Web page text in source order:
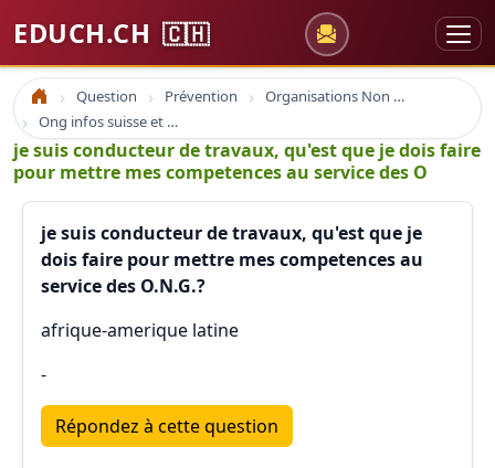
EDUCH.CH 🇨🇭
Accueil Question Prévention
Organisations Non Gouvernementales
Ong infos suisse et à l'étranger
je suis conducteur de travaux, qu'est que je dois faire
pour mettre mes competences au service des O
je suis conducteur de travaux, qu'est que je
dois faire pour mettre mes competences au
service des O.N.G.?
afrique-amerique latine
-
Répondez à cette question